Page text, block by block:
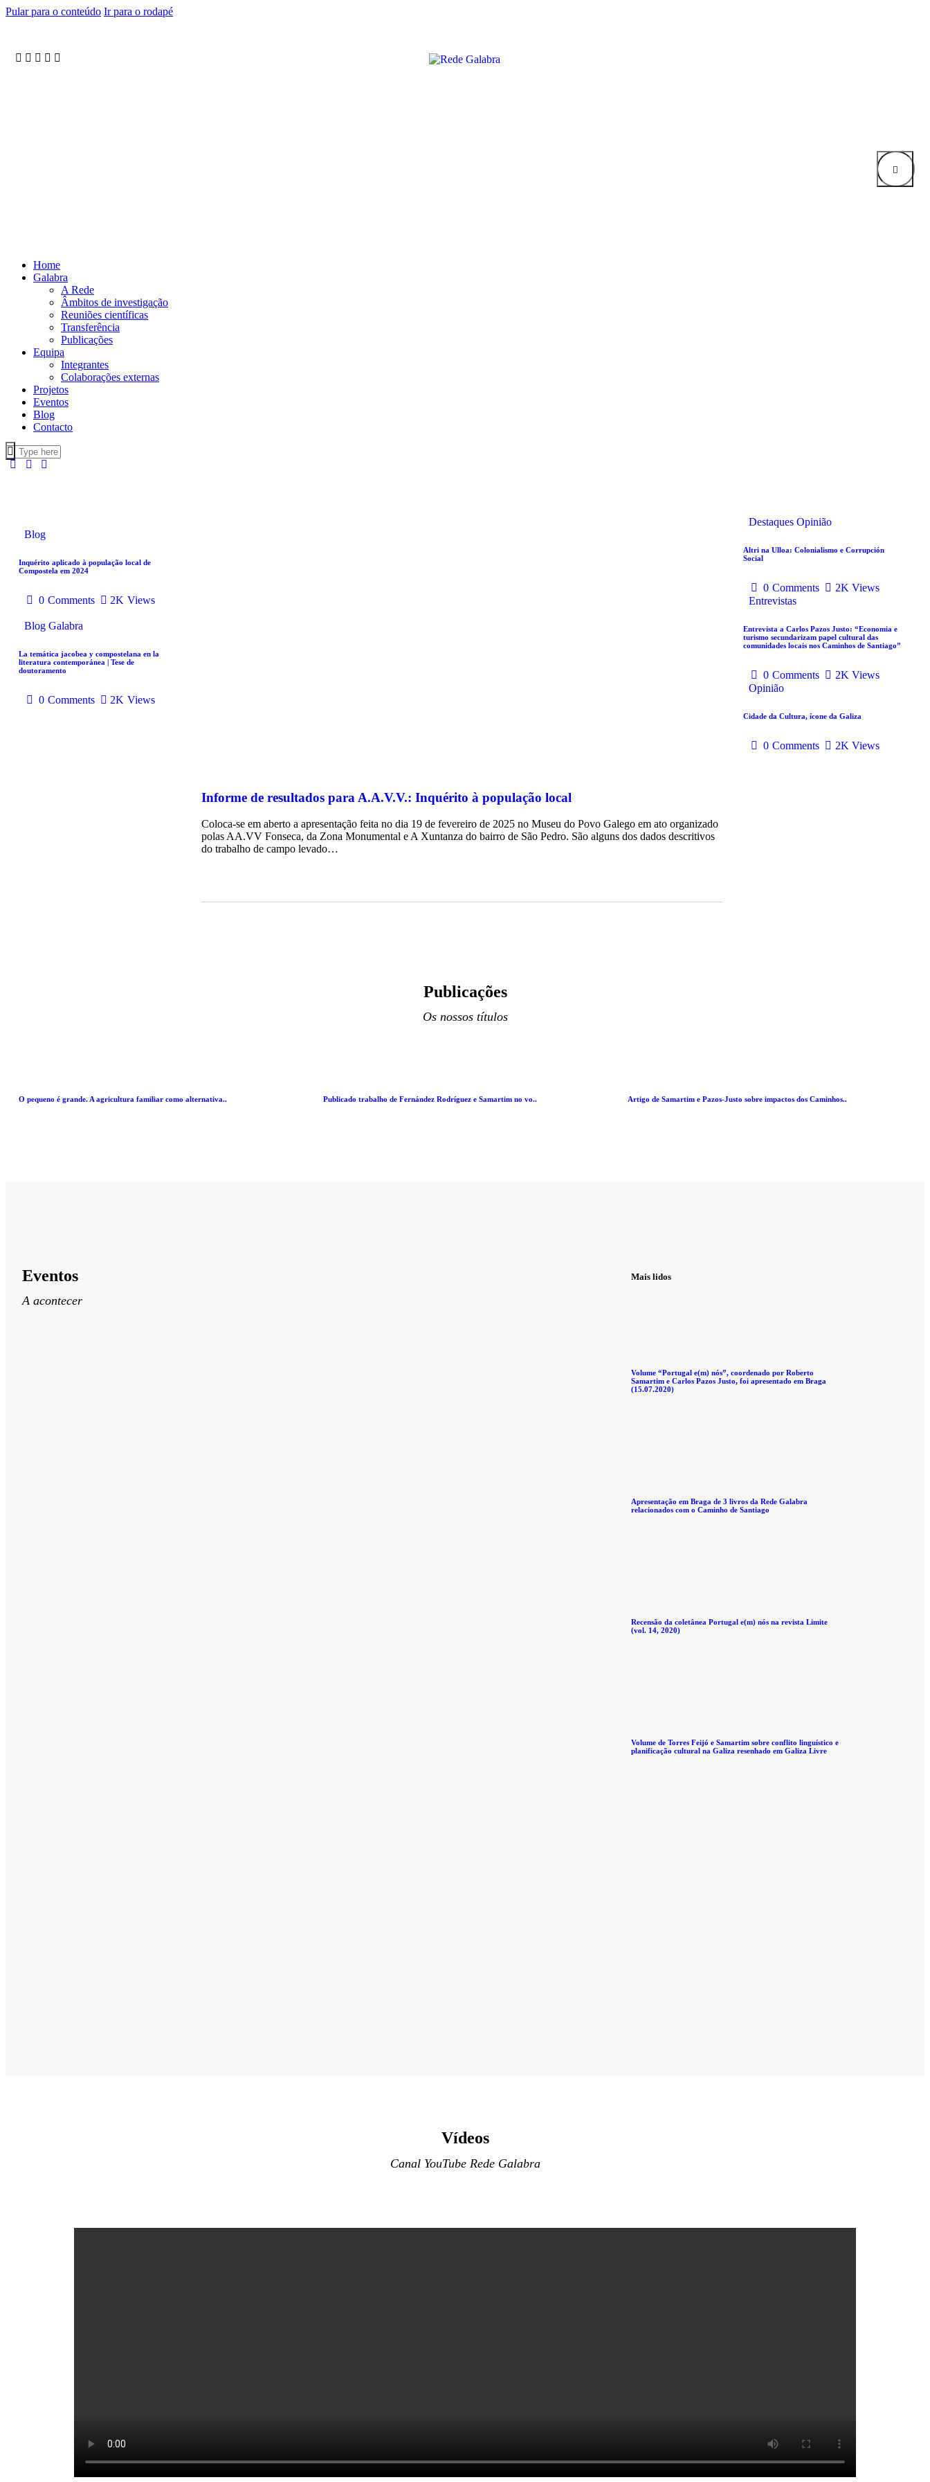
Pular para o conteúdo Ir para o rodapé
Home
Galabra
A Rede
Âmbitos de investigação
Reuniões científicas
Transferência
Publicações
Equipa
Integrantes
Colaborações externas
Projetos
Eventos
Blog
Contacto
Blog
Inquérito aplicado à população local de
Compostela em 2024
0 Comments 2K Views
Blog Galabra
La temática jacobea y compostelana en la
literatura contemporánea | Tese de
doutoramento
0 Comments 2K Views
Informe de resultados para A.A.V.V.: Inquérito à população local
Coloca-se em aberto a apresentação feita no dia 19 de fevereiro de 2025 no Museu do Povo Galego em ato organizado
polas AA.VV Fonseca, da Zona Monumental e A Xuntanza do bairro de São Pedro. São alguns dos dados descritivos
do trabalho de campo levado…
Destaques Opinião
Altri na Ulloa: Colonialismo e Corrupción
Social
0 Comments 2K Views
Entrevistas
Entrevista a Carlos Pazos Justo: “Economia e
turismo secundarizam papel cultural das
comunidades locais nos Caminhos de Santiago”
0 Comments 2K Views
Opinião
Cidade da Cultura, ícone da Galiza
0 Comments 2K Views
Publicações
Os nossos títulos
O pequeno é grande. A agricultura familiar como alternativa.. Publicado trabalho de Fernández Rodríguez e Samartim no vo.. Artigo de Samartim e Pazos-Justo sobre impactos dos Caminhos..
Eventos
A acontecer
Mais lidos
Volume “Portugal e(m) nós”, coordenado por Roberto
Samartim e Carlos Pazos Justo, foi apresentado em Braga
(15.07.2020)
Apresentação em Braga de 3 livros da Rede Galabra
relacionados com o Caminho de Santiago
Recensão da coletânea Portugal e(m) nós na revista Limite
(vol. 14, 2020)
Volume de Torres Feijó e Samartim sobre conflito linguístico e
planificação cultural na Galiza resenhado em Galiza Livre
Vídeos
Canal YouTube Rede Galabra